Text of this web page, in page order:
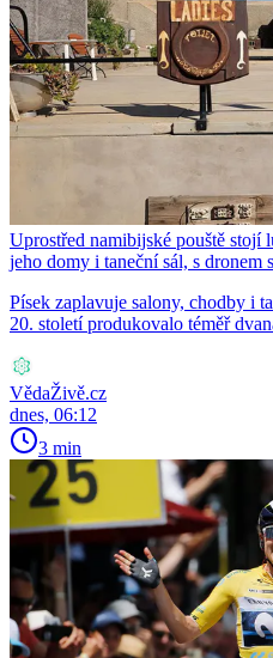
Uprostřed namibijské pouště stojí
jeho domy i taneční sál, s dronem
Písek zaplavuje salony, chodby i
20. století produkovalo téměř
VědaŽivě.cz
dnes, 06:12
3 min